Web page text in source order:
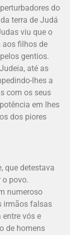
do
terra de Judá
viu que o
aos filhos de
gentios.
até as
lhes a
com os seus
em lhes
dos pio­res
que detestava
o povo.
numeroso
irmãos falsas
entre vós e
de homens